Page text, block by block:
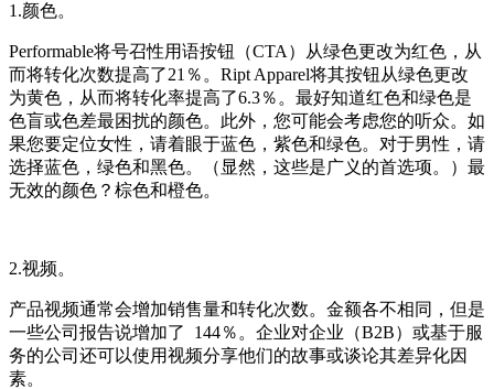
1.颜色。
Performable将号召性用语按钮（CTA）从绿色更改为红色，从
而将转化次数提高了21％。Ript Apparel将其按钮从绿色更改
为黄色，从而将转化率提高了6.3％。最好知道红色和绿色是
色盲或色差最困扰的颜色。此外，您可能会考虑您的听众。如
果您要定位女性，请着眼于蓝色，紫色和绿色。对于男性，请
选择蓝色，绿色和黑色。（显然，这些是广义的首选项。）最
无效的颜色？棕色和橙色。
2.视频。
产品视频通常会增加销售量和转化次数。金额各不相同，但是
一些公司报告说增加了 144％。企业对企业（B2B）或基于服
务的公司还可以使用视频分享他们的故事或谈论其差异化因
素。